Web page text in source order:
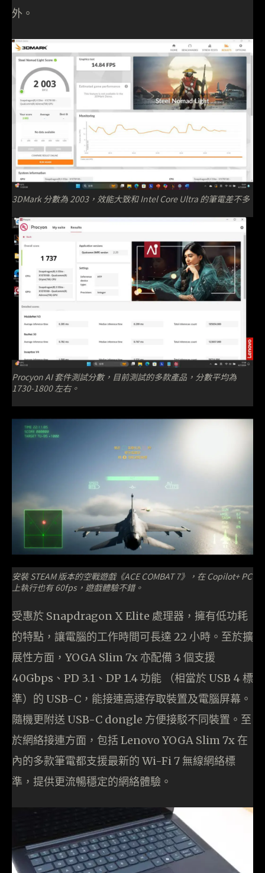
外。
3DMark 分數為 2003，效能大致和 Intel Core Ultra 的筆電差不多
Procyon AI 套件測試分數，目前測試的多款產品，分數平均為
1730-1800 左右。
安裝 STEAM 版本的空戰遊戲《ACE COMBAT 7》，在 Copilot+ PC
上執行也有 60fps，遊戲體驗不錯。
受惠於 Snapdragon X Elite 處理器，擁有低功耗
的特點，讓電腦的工作時間可長達 22 小時。至於擴
展性方面，YOGA Slim 7x 亦配備 3 個支援
40Gbps、PD 3.1、DP 1.4 功能 （相當於 USB 4 標
準）的 USB-C，能接連高速存取裝置及電腦屏幕。
隨機更附送 USB-C dongle 方便接駁不同裝置。至
於網絡接連方面，包括 Lenovo YOGA Slim 7x 在
內的多款筆電都支援最新的 Wi-Fi 7 無線網絡標
準，提供更流暢穩定的網絡體驗。